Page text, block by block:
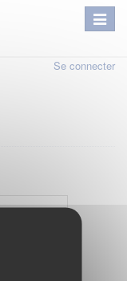
Se connecter